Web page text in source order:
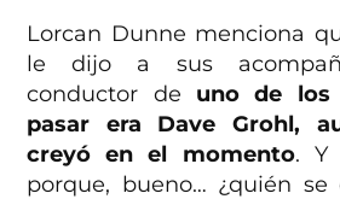
Lorcan Dunne menciona
le dijo a sus
conductor de uno de los
pasar era Dave Grohl,
creyó en el momento. Y
porque, bueno… ¿quién